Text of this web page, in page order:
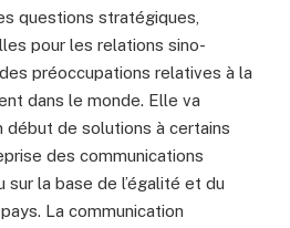
questions stratégiques,
pour les relations sino-
préoccupations relatives à la
dans le monde. Elle va
début de solutions à certains
des communications
sur la base de l’égalité et du
La communication